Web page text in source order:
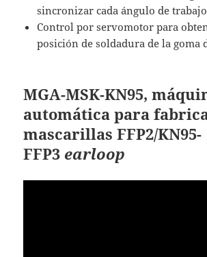
sincronizar cada ángulo de
Control por servomotor para
posición de soldadura de la goma
MGA-MSK-KN95, m
automática para
mascarillas FFP2/KN95-
FFP3 earloop